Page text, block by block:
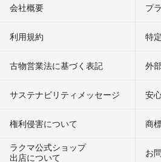
会社概要 プ
利用規約 特
古物営業法に基づく表記 外
サステナビリティメッセージ 安
権利侵害について
商
ラクマ公式ショップ
出店について
お